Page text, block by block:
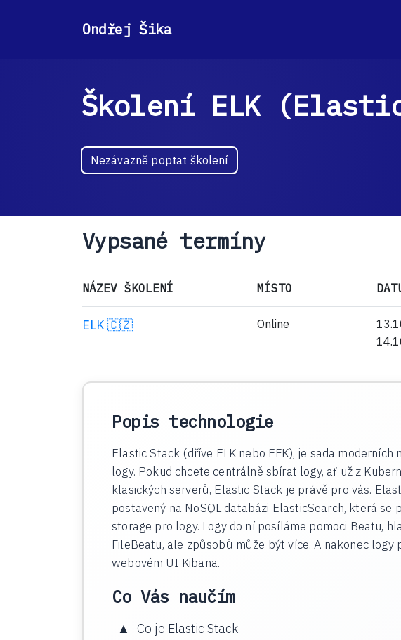
Ondřej Šika
Školení ELK
Nezávazně poptat školení
Vypsané termíny
NÁZEV ŠKOLENÍ MÍSTO
ELK🇨🇿 Online
Popis technologie
Elastic Stack (dříve ELK nebo EFK), je sada moderních
logy. Pokud chcete centrálně sbírat logy, ať už z
klasických serverů, Elastic Stack je právě pro vás.
postavený na NoSQL databázi ElasticSearch, která se
storage pro logy. Logy do ní posíláme pomoci Beatu,
FileBeatu, ale způsobů může být více. A nakonec logy
webovém UI Kibana.
Co Vás naučím
Co je Elastic Stack